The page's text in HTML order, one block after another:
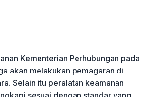
Kementerian Perhubungan pada
akan melakukan pemagaran di
Selain itu peralatan keamanan
sesuai dengan standar yang